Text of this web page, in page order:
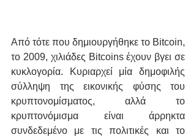
Από τότε που δημιουργήθηκε το Bitcoin,
το 2009, χιλιάδες Bitcoins έχουν βγει σε
κυκλογορία. Κυριαρχεί μία δημοφιλής
σύλληψη της εικονικής φύσης του
κρυπτονομίσματος, αλλά το
κρυπτονόμισμα είναι άρρηκτα
συνδεδεμένο με τις πολιτικές και το